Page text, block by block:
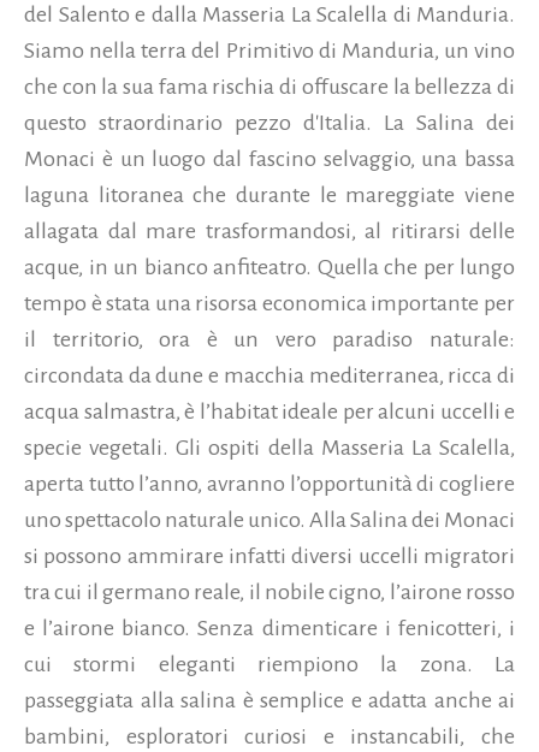
del Salento e dalla Masseria La Scalella di Manduria.
Siamo nella terra del Primitivo di Manduria, un vino
che con la sua fama rischia di offuscare la bellezza di
questo straordinario pezzo d'Italia. La Salina dei
Monaci è un luogo dal fascino selvaggio, una bassa
laguna litoranea che durante le mareggiate viene
allagata dal mare trasformandosi, al ritirarsi delle
acque, in un bianco anfiteatro. Quella che per lungo
tempo è stata una risorsa economica importante per
il territorio, ora è un vero paradiso naturale:
circondata da dune e macchia mediterranea, ricca di
acqua salmastra, è l’habitat ideale per alcuni uccelli e
specie vegetali. Gli ospiti della Masseria La Scalella,
aperta tutto l’anno, avranno l’opportunità di cogliere
uno spettacolo naturale unico. Alla Salina dei Monaci
si possono ammirare infatti diversi uccelli migratori
tra cui il germano reale, il nobile cigno, l’airone rosso
e l’airone bianco. Senza dimenticare i fenicotteri, i
cui stormi eleganti riempiono la zona. La
passeggiata alla salina è semplice e adatta anche ai
bambini, esploratori curiosi e instancabili, che